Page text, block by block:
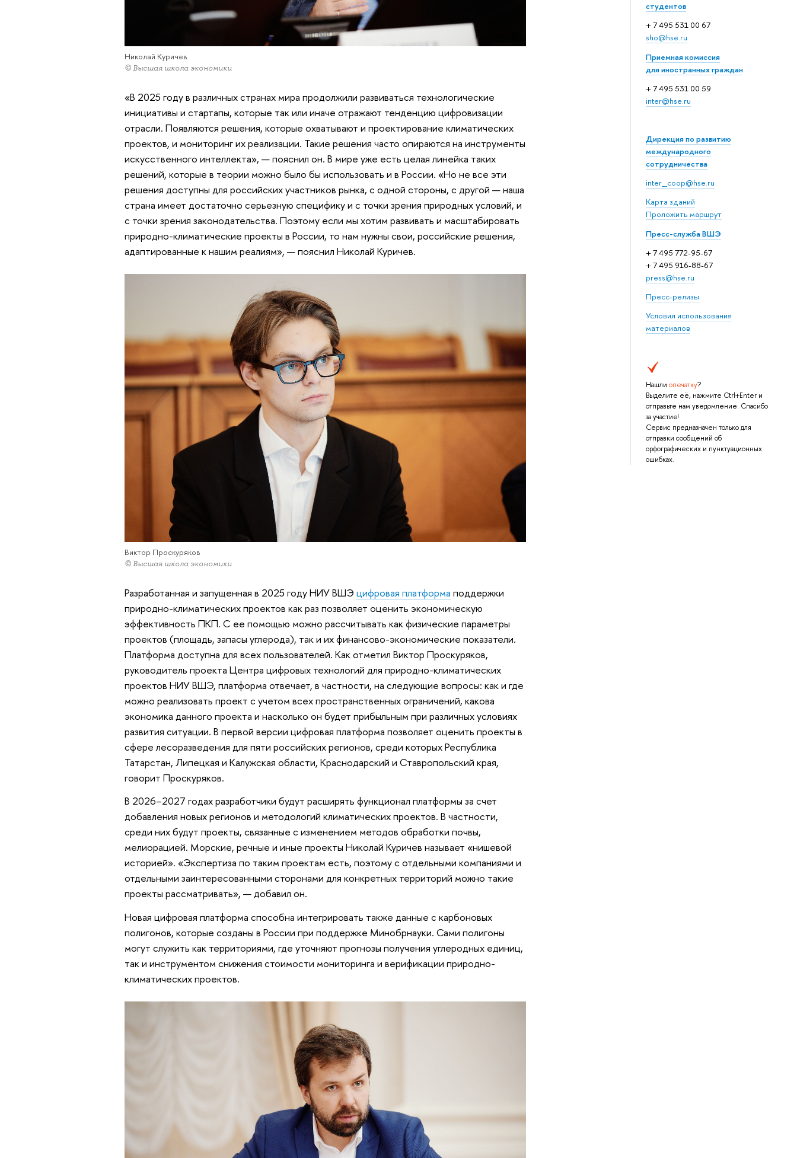
студентов
+ 7 495 531 00 67
sho@hse.ru
Приемная комиссия
для иностранных граждан
+ 7 495 531 00 59
inter@hse.ru
Дирекция по развитию
международного
сотрудничества
inter_coop@hse.ru
Карта зданий
Проложить маршрут
Пресс-служба ВШЭ
+ 7 495 772-95-67
+ 7 495 916-88-67
press@hse.ru
Пресс-релизы
Условия использования
материалов
Нашли опечатку?
Выделите её, нажмите Ctrl+Enter и
отправьте нам уведомление. Спасибо
за участие!
Сервис предназначен только для
отправки сообщений об
орфографических и пунктуационных
ошибках.
Николай Куричев
© Высшая школа экономики
«В 2025 году в различных странах мира продолжили развиваться технологические
инициативы и стартапы, которые так или иначе отражают тенденцию цифровизации
отрасли. Появляются решения, которые охватывают и проектирование климатических
проектов, и мониторинг их реализации. Такие решения часто опираются на инструменты
искусственного интеллекта», — пояснил он. В мире уже есть целая линейка таких
решений, которые в теории можно было бы использовать и в России. «Но не все эти
решения доступны для российских участников рынка, с одной стороны, с другой — наша
страна имеет достаточно серьезную специфику и с точки зрения природных условий, и
с точки зрения законодательства. Поэтому если мы хотим развивать и масштабировать
природно-климатические проекты в России, то нам нужны свои, российские решения,
адаптированные к нашим реалиям», — пояснил Николай Куричев.
Виктор Проскуряков
© Высшая школа экономики
Разработанная и запущенная в 2025 году НИУ ВШЭ цифровая платформа поддержки
природно-климатических проектов как раз позволяет оценить экономическую
эффективность ПКП. С ее помощью можно рассчитывать как физические параметры
проектов (площадь, запасы углерода), так и их финансово-экономические показатели.
Платформа доступна для всех пользователей. Как отметил Виктор Проскуряков,
руководитель проекта Центра цифровых технологий для природно-климатических
проектов НИУ ВШЭ, платформа отвечает, в частности, на следующие вопросы: как и где
можно реализовать проект с учетом всех пространственных ограничений, какова
экономика данного проекта и насколько он будет прибыльным при различных условиях
развития ситуации. В первой версии цифровая платформа позволяет оценить проекты в
сфере лесоразведения для пяти российских регионов, среди которых Республика
Татарстан, Липецкая и Калужская области, Краснодарский и Ставропольский края,
говорит Проскуряков.
В 2026–2027 годах разработчики будут расширять функционал платформы за счет
добавления новых регионов и методологий климатических проектов. В частности,
среди них будут проекты, связанные с изменением методов обработки почвы,
мелиорацией. Морские, речные и иные проекты Николай Куричев называет «нишевой
историей». «Экспертиза по таким проектам есть, поэтому с отдельными компаниями и
отдельными заинтересованными сторонами для конкретных территорий можно такие
проекты рассматривать», — добавил он.
Новая цифровая платформа способна интегрировать также данные с карбоновых
полигонов, которые созданы в России при поддержке Минобрнауки. Сами полигоны
могут служить как территориями, где уточняют прогнозы получения углеродных единиц,
так и инструментом снижения стоимости мониторинга и верификации природно-
климатических проектов.